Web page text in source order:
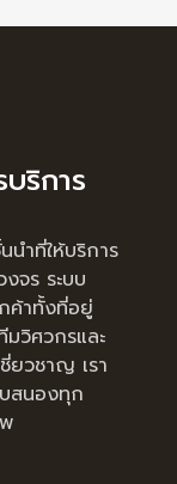
ริการ
ำที่ให้บริการ
จร ระบบ
ค้าทั้งที่อยู่
วิศวกรและ
ยวชาญ เรา
สนองทุก